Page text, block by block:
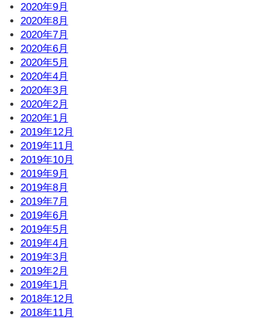
2020年9月
2020年8月
2020年7月
2020年6月
2020年5月
2020年4月
2020年3月
2020年2月
2020年1月
2019年12月
2019年11月
2019年10月
2019年9月
2019年8月
2019年7月
2019年6月
2019年5月
2019年4月
2019年3月
2019年2月
2019年1月
2018年12月
2018年11月